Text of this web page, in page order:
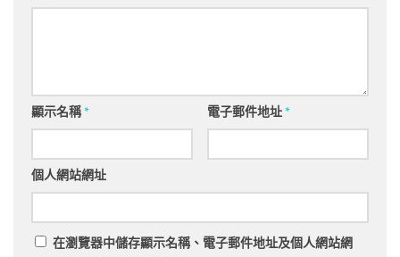
顯示名稱* 電子郵件地址*
個人網站網址
在瀏覽器中儲存顯示名稱、電子郵件地址及個人網站網